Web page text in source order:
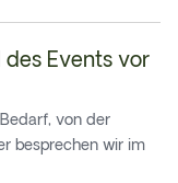
des Events vor
von der
besprechen wir im